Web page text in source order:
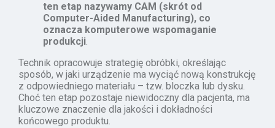
ten etap nazywamy CAM (skrót od
Computer-Aided Manufacturing), co
oznacza komputerowe wspomaganie
produkcji.
Technik opracowuje strategię obróbki, określając
sposób, w jaki urządzenie ma wyciąć nową konstrukcję
z odpowiedniego materiału – tzw. bloczka lub dysku.
Choć ten etap pozostaje niewidoczny dla pacjenta, ma
kluczowe znaczenie dla jakości i dokładności
końcowego produktu.